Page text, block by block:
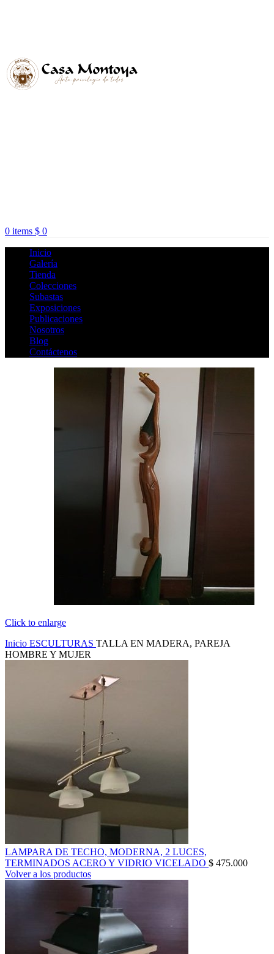
0 items $ 0
Inicio
Galería
Tienda
Colecciones
Subastas
Exposiciones
Publicaciones
Nosotros
Blog
Contáctenos
Click to enlarge
Inicio ESCULTURAS TALLA EN MADERA, PAREJA
HOMBRE Y MUJER
LAMPARA DE TECHO, MODERNA, 2 LUCES,
TERMINADOS ACERO Y VIDRIO VICELADO $ 475.000
Volver a los productos